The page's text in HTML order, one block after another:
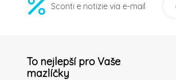
Sconti e notizie via e-mail
To nejlepší pro Vaše
mazlíčky